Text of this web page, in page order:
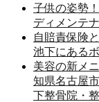
子供の姿勢
ディメンテ
自賠責保険
池下にある
美容の新メ
知県名古屋
下整骨院・